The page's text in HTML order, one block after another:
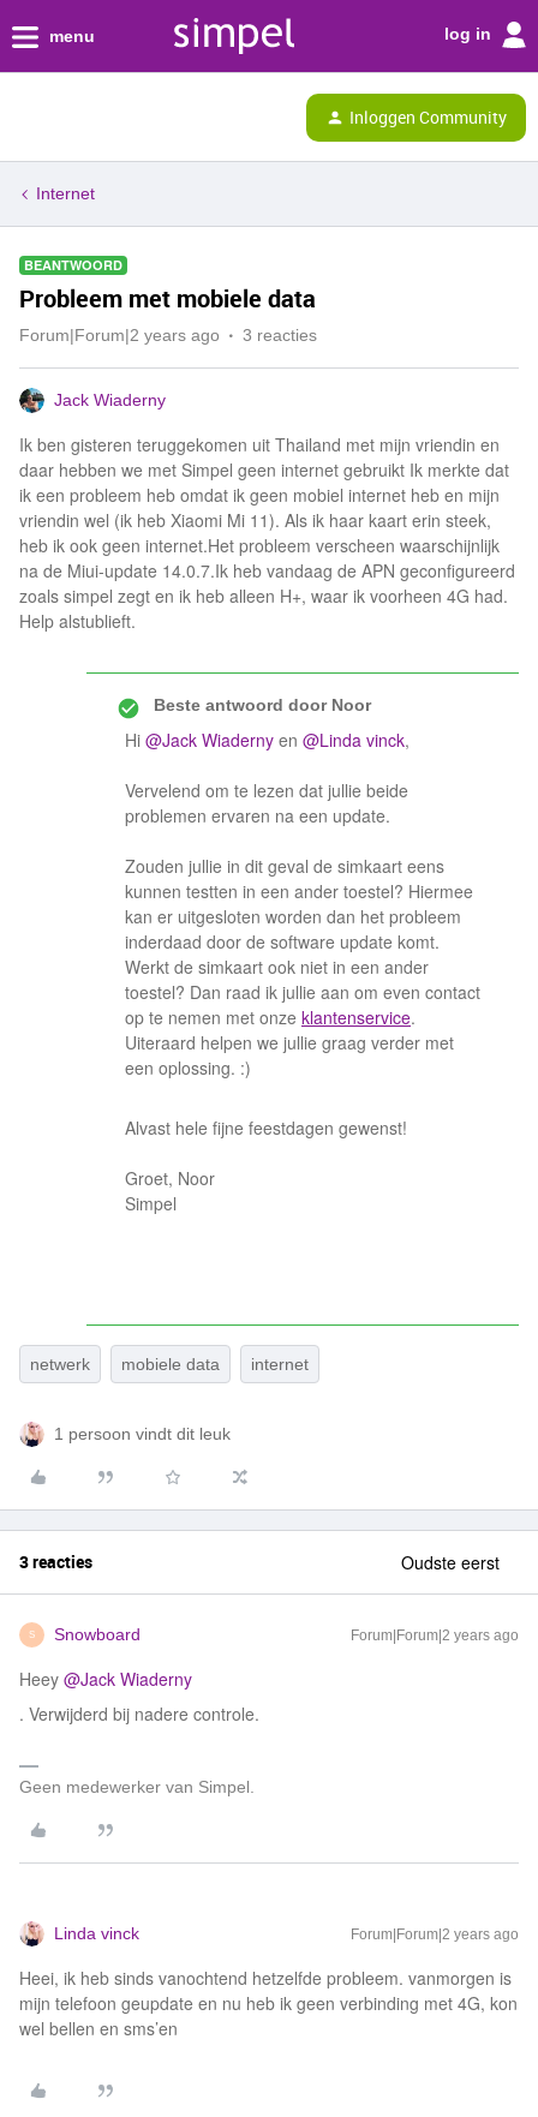
menu log in
Inloggen Community
Internet
BEANTWOORD
Probleem met mobiele data
Forum|Forum|2 years ago 3 reacties
Jack Wiaderny
Ik ben gisteren teruggekomen uit Thailand met mijn vriendin en
daar hebben we met Simpel geen internet gebruikt Ik merkte dat
ik een probleem heb omdat ik geen mobiel internet heb en mijn
vriendin wel (ik heb Xiaomi Mi 11). Als ik haar kaart erin steek,
heb ik ook geen internet.Het probleem verscheen waarschijnlijk
na de Miui-update 14.0.7.Ik heb vandaag de APN geconfigureerd
zoals simpel zegt en ik heb alleen H+, waar ik voorheen 4G had.
Help alstublieft.
Beste antwoord doorNoor
Hi @Jack Wiaderny en @Linda vinck,
Vervelend om te lezen dat jullie beide
problemen ervaren na een update.
Zouden jullie in dit geval de simkaart eens
kunnen testten in een ander toestel? Hiermee
kan er uitgesloten worden dan het probleem
inderdaad door de software update komt.
Werkt de simkaart ook niet in een ander
toestel? Dan raad ik jullie aan om even contact
op te nemen met onze klantenservice.
Uiteraard helpen we jullie graag verder met
een oplossing. :)
Alvast hele fijne feestdagen gewenst!
Groet, Noor
Simpel
netwerk mobiele data internet
1 persoon vindt dit leuk
3 reacties Oudste eerst
S Snowboard Forum|Forum|2 years ago
Heey @Jack Wiaderny
. Verwijderd bij nadere controle.
Geen medewerker van Simpel.
Linda vinck Forum|Forum|2 years ago
Heei, ik heb sinds vanochtend hetzelfde probleem. vanmorgen is
mijn telefoon geupdate en nu heb ik geen verbinding met 4G, kon
wel bellen en sms’en